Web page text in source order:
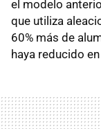
el modelo
que utiliza
60% más de
haya reducido